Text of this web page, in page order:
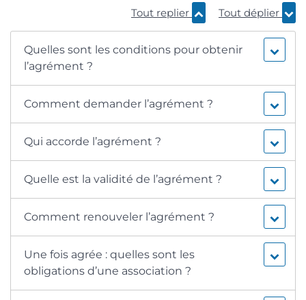
Tout replier Tout déplier
Quelles sont les conditions pour obtenir
l’agrément ?
Comment demander l’agrément ?
Qui accorde l’agrément ?
Quelle est la validité de l’agrément ?
Comment renouveler l’agrément ?
Une fois agrée : quelles sont les
obligations d’une association ?